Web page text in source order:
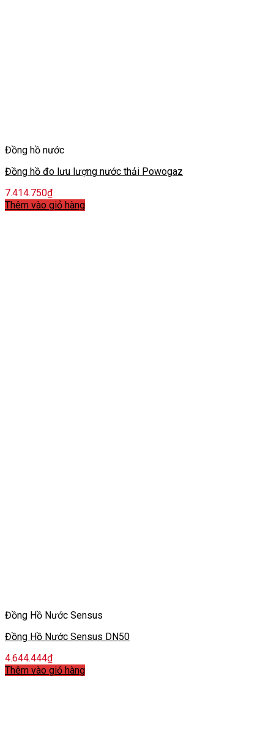
Đồng hồ nước
Đồng hồ đo lưu lượng nước thải Powogaz
7.414.750₫
Thêm vào giỏ hàng
Đồng Hồ Nước Sensus
Đồng Hồ Nước Sensus DN50
4.644.444₫
Thêm vào giỏ hàng